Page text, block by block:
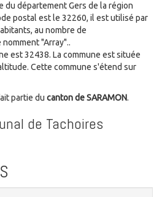
du département Gers de la région
postal est le 32260, il est utilisé par
au nombre de
"Array"..
est 32438. La commune est située
Cette commune s'étend sur
partie du canton de SARAMON.
de Tachoires